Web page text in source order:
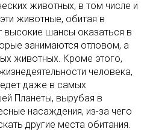
животных, в том числе и
животные, обитая в
высокие шансы оказаться в
занимаются отловом, а
животных. Кроме этого,
человека,
даже в самых
Планеты, вырубая в
насаждения, из-за чего
другие места обитания.